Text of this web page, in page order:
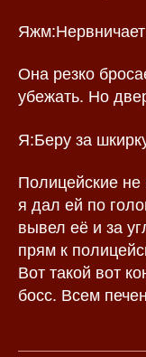
Она резко
убежать. Но
Я:Беру за
Полицейские не
я дал ей по
вывел её и за
прям к
Вот такой вот
босс. Всем